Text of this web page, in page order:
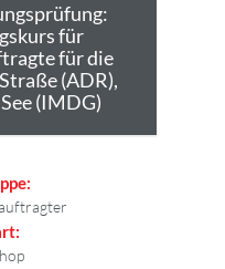
für
für die
(ADR),
(IMDG)